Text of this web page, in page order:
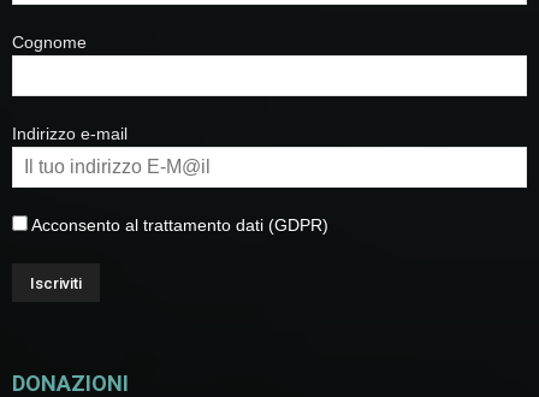
Cognome
Indirizzo e-mail
Acconsento al trattamento dati (GDPR)
DONAZIONI